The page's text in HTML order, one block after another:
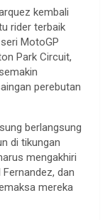
kembali
rider terbaik
MotoGP
Park Circuit,
perebutan
berlangsung
di tikungan
mengakhiri
dan
mereka